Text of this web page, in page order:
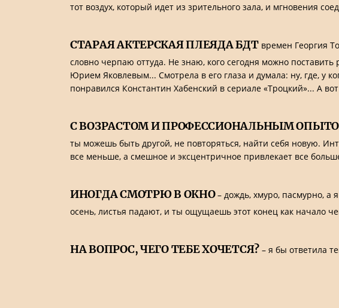
тот воздух, который идет из зрительного зала, и мгновения
СТАРАЯ АКТЕРСКАЯ ПЛЕЯДА БДТвремен Георгия
словно черпаю оттуда. Не знаю, кого сегодня можно
Юрием Яковлевым... Смотрела в его глаза и думала: ну, где, у
понравился Константин Хабенский в сериале «Троцкий»... А вот
С ВОЗРАСТОМ И ПРОФЕССИОНАЛЬНЫМ
ты можешь быть другой, не повторяться, найти себя новую.
все меньше, а смешное и эксцентричное привлекает все
ИНОГДА СМОТРЮ В ОКНО– дождь, хмуро, пасмурно, а
осень, листья падают, и ты ощущаешь этот конец как начало
НА ВОПРОС, ЧЕГО ТЕБЕ ХОЧЕТСЯ? – я бы ответила